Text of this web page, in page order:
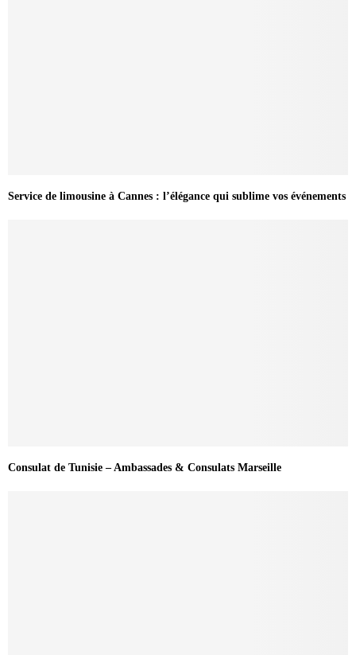
Service de limousine à Cannes : l’élégance qui sublime vos événements
Consulat de Tunisie – Ambassades & Consulats Marseille